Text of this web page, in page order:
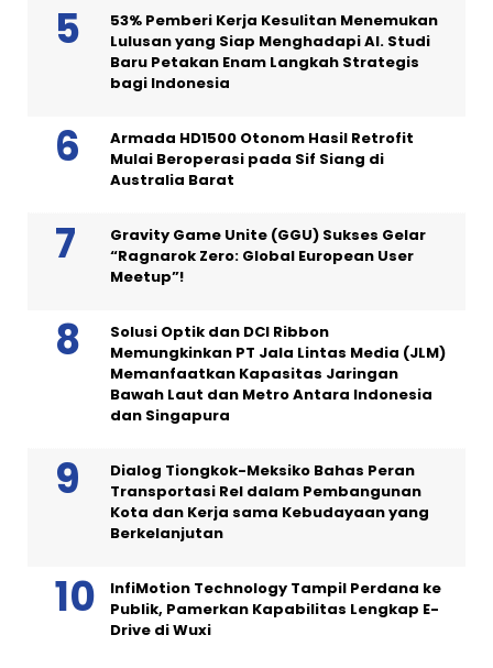
53% Pemberi Kerja Kesulitan Menemukan
Lulusan yang Siap Menghadapi AI. Studi
Baru Petakan Enam Langkah Strategis
bagi Indonesia
Armada HD1500 Otonom Hasil Retrofit
Mulai Beroperasi pada Sif Siang di
Australia Barat
Gravity Game Unite (GGU) Sukses Gelar
“Ragnarok Zero: Global European User
Meetup”!
Solusi Optik dan DCI Ribbon
Memungkinkan PT Jala Lintas Media (JLM)
Memanfaatkan Kapasitas Jaringan
Bawah Laut dan Metro Antara Indonesia
dan Singapura
Dialog Tiongkok-Meksiko Bahas Peran
Transportasi Rel dalam Pembangunan
Kota dan Kerja sama Kebudayaan yang
Berkelanjutan
InfiMotion Technology Tampil Perdana ke
Publik, Pamerkan Kapabilitas Lengkap E-
Drive di Wuxi